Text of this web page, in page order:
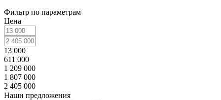
Фильтр по параметрам
Цена
13 000
611 000
1 209 000
1 807 000
2 405 000
Наши предложения